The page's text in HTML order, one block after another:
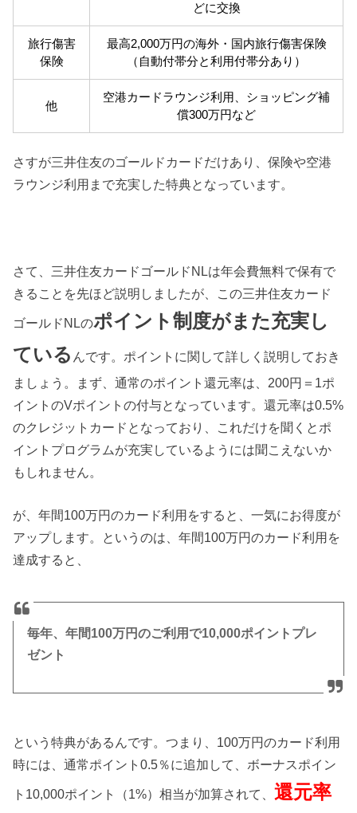
どに交換
旅行傷害
保険
最高2,000万円の海外・国内旅行傷害保険
（自動付帯分と利用付帯分あり）
他
空港カードラウンジ利用、ショッピング補
償300万円など
さすが三井住友のゴールドカードだけあり、保険や空港
ラウンジ利用まで充実した特典となっています。
さて、三井住友カードゴールドNLは年会費無料で保有で
きることを先ほど説明しましたが、この三井住友カード
ゴールドNLのポイント制度がまた充実し
ている んです。ポイントに関して詳しく説明しておき
ましょう。まず、通常のポイント還元率は、200円＝1ポ
イントのVポイントの付与となっています。還元率は0.5%
のクレジットカードとなっており、これだけを聞くとポ
イントプログラムが充実しているようには聞こえないか
もしれません。
が、年間100万円のカード利用をすると、一気にお得度が
アップします。というのは、年間100万円のカード利用を
達成すると、
毎年、年間100万円のご利用で10,000ポイントプレ
ゼント
という特典があるんです。つまり、100万円のカード利用
時には、通常ポイント0.5％に追加して、ボーナスポイン
ト10,000ポイント（1%）相当が加算されて、還元率